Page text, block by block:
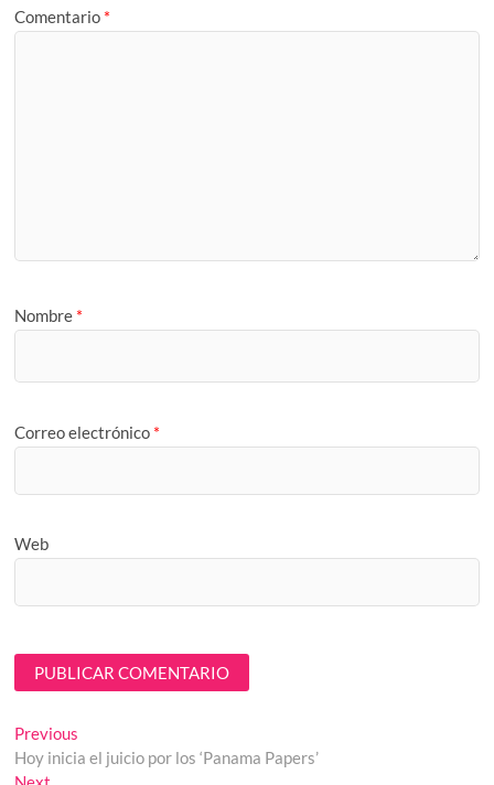
Comentario *
Nombre *
Correo electrónico *
Web
Navegación
de
Previous
post:
Hoy inicia el juicio por los ‘Panama Papers’